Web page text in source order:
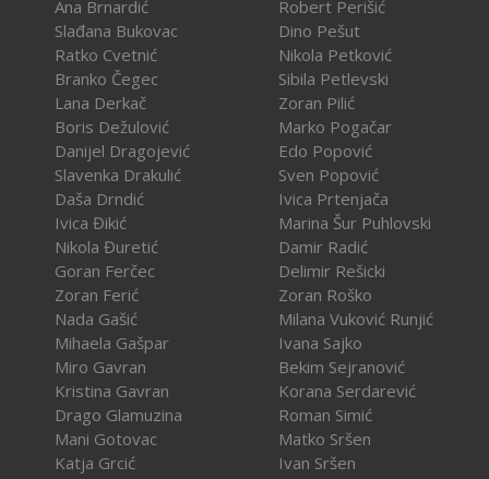
Ana Brnardić
Slađana Bukovac
Ratko Cvetnić
Branko Čegec
Lana Derkač
Boris Dežulović
Danijel Dragojević
Slavenka Drakulić
Daša Drndić
Ivica Đikić
Nikola Đuretić
Goran Ferčec
Zoran Ferić
Nada Gašić
Mihaela Gašpar
Miro Gavran
Kristina Gavran
Drago Glamuzina
Mani Gotovac
Katja Grcić
Robert Perišić
Dino Pešut
Nikola Petković
Sibila Petlevski
Zoran Pilić
Marko Pogačar
Edo Popović
Sven Popović
Ivica Prtenjača
Marina Šur Puhlovski
Damir Radić
Delimir Rešicki
Zoran Roško
Milana Vuković Runjić
Ivana Sajko
Bekim Sejranović
Korana Serdarević
Roman Simić
Matko Sršen
Ivan Sršen